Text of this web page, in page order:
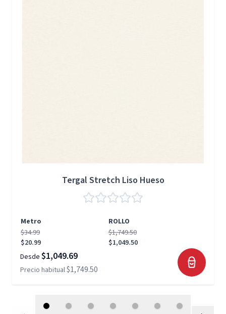
Tergal Stretch Liso Hueso
Metro
ROLLO
$34.99
$20.99
$1,749.50
$1,049.50
Desde $1,049.69
Precio habitual$1,749.50